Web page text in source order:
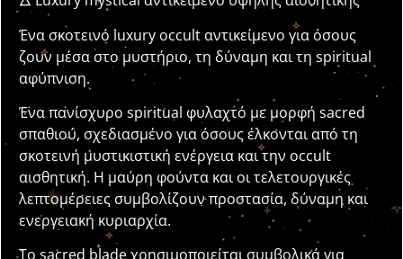
Ένα σκοτεινό luxury occult αντικείμενο για όσους
ζουν μέσα στο μυστήριο, τη δύναμη και τη spiritual
αφύπνιση.
Ένα πανίσχυρο spiritual φυλαχτό με μορφή sacred
σπαθιού, σχεδιασμένο για όσους έλκονται από τη
σκοτεινή μυστικιστική ενέργεια και την occult
αισθητική. Η μαύρη φούντα και οι τελετουργικές
λεπτομέρειες συμβολίζουν προστασία, δύναμη και
ενεργειακή κυριαρχία.
Το sacred blade χρησιμοποιείται συμβολικά για